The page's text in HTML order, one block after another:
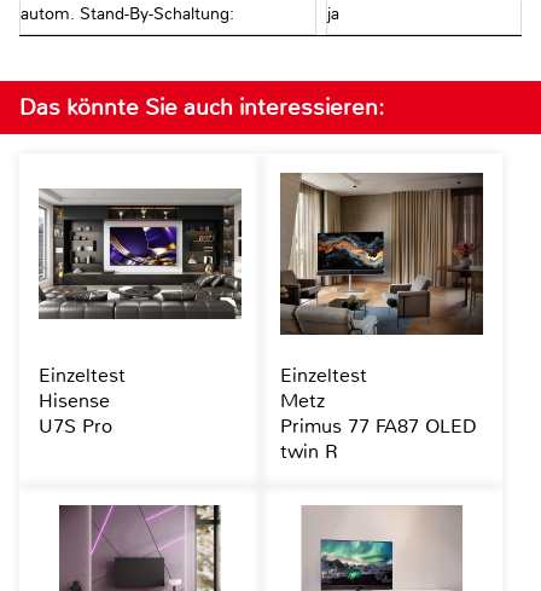
autom. Stand-By-Schaltung: ja
Das könnte Sie auch interessieren:
Einzeltest
Hisense
U7S Pro
Einzeltest
Metz
Primus 77 FA87 OLED
twin R